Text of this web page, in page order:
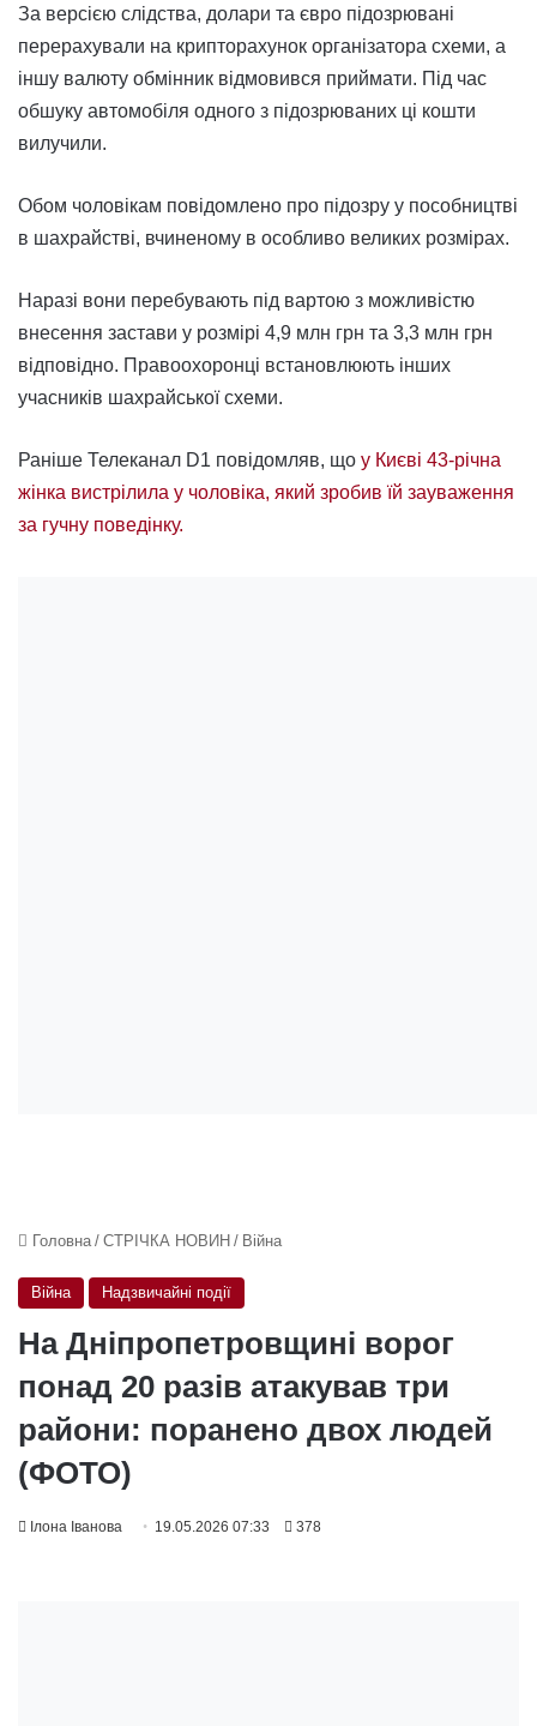
За версією слідства, долари та євро підозрювані
перерахували на крипторахунок організатора схеми, а
іншу валюту обмінник відмовився приймати. Під час
обшуку автомобіля одного з підозрюваних ці кошти
вилучили.
Обом чоловікам повідомлено про підозру у пособництві
в шахрайстві, вчиненому в особливо великих розмірах.
Наразі вони перебувають під вартою з можливістю
внесення застави у розмірі 4,9 млн грн та 3,3 млн грн
відповідно. Правоохоронці встановлюють інших
учасників шахрайської схеми.
Раніше Телеканал D1 повідомляв, що у Києві 43-річна
жінка вистрілила у чоловіка, який зробив їй зауваження
за гучну поведінку.